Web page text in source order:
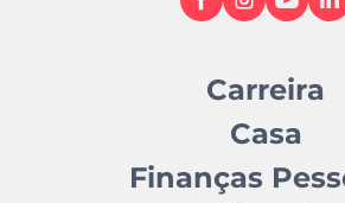
Carreira
Casa
Finanças